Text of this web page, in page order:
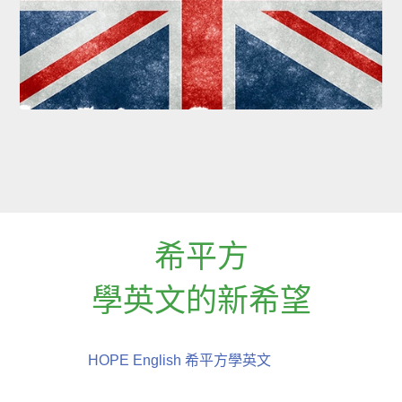
希平方
學英文的新希望
HOPE English 希平方學英文